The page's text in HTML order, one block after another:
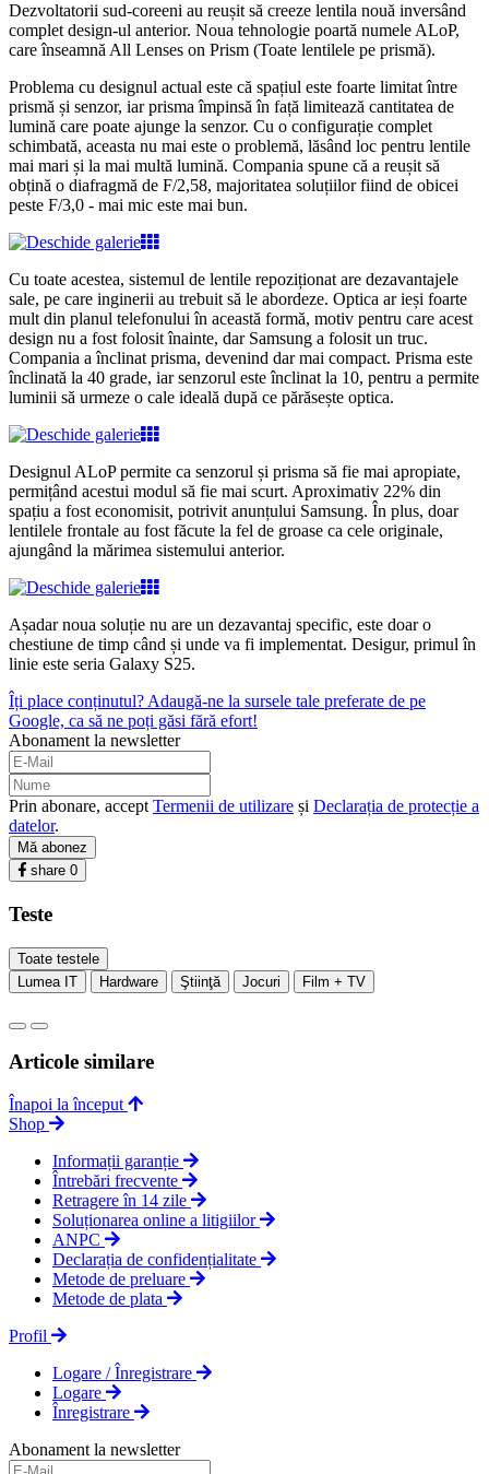
Dezvoltatorii sud-coreeni au reușit să creeze lentila nouă inversând
complet design-ul anterior. Noua tehnologie poartă numele ALoP,
care înseamnă All Lenses on Prism (Toate lentilele pe prismă).
Problema cu designul actual este că spațiul este foarte limitat între
prismă și senzor, iar prisma împinsă în față limitează cantitatea de
lumină care poate ajunge la senzor. Cu o configurație complet
schimbată, aceasta nu mai este o problemă, lăsând loc pentru lentile
mai mari și la mai multă lumină. Compania spune că a reușit să
obțină o diafragmă de F/2,58, majoritatea soluțiilor fiind de obicei
peste F/3,0 - mai mic este mai bun.
Cu toate acestea, sistemul de lentile repoziționat are dezavantajele
sale, pe care inginerii au trebuit să le abordeze. Optica ar ieși foarte
mult din planul telefonului în această formă, motiv pentru care acest
design nu a fost folosit înainte, dar Samsung a folosit un truc.
Compania a înclinat prisma, devenind dar mai compact. Prisma este
înclinată la 40 grade, iar senzorul este înclinat la 10, pentru a permite
luminii să urmeze o cale ideală după ce părăsește optica.
Designul ALoP permite ca senzorul și prisma să fie mai apropiate,
permițând acestui modul să fie mai scurt. Aproximativ 22% din
spațiu a fost economisit, potrivit anunțului Samsung. În plus, doar
lentilele frontale au fost făcute la fel de groase ca cele originale,
ajungând la mărimea sistemului anterior.
Așadar noua soluție nu are un dezavantaj specific, este doar o
chestiune de timp când și unde va fi implementat. Desigur, primul în
linie este seria Galaxy S25.
Îți place conținutul? Adaugă-ne la sursele tale preferate de pe
Google, ca să ne poți găsi fără efort!
Abonament la newsletter
Prin abonare, accept Termenii de utilizare și Declarația de protecție a
datelor.
Mă abonez
share 0
Teste
Toate testele
Lumea IT
Hardware Ştiinţă Jocuri Film + TV
Articole similare
Înapoi la început
Shop
Informații garanție
Întrebări frecvente
Retragere în 14 zile
Soluționarea online a litigiilor
ANPC
Declarația de confidențialitate
Metode de preluare
Metode de plata
Profil
Logare / Înregistrare
Logare
Înregistrare
Abonament la newsletter